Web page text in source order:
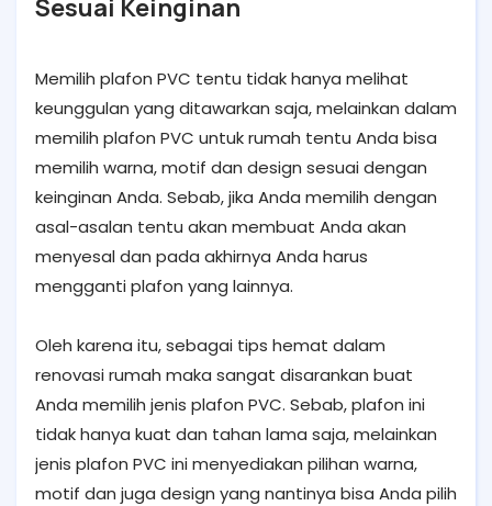
Sesuai Keinginan
Memilih plafon PVC tentu tidak hanya melihat
keunggulan yang ditawarkan saja, melainkan dalam
memilih plafon PVC untuk rumah tentu Anda bisa
memilih warna, motif dan design sesuai dengan
keinginan Anda. Sebab, jika Anda memilih dengan
asal-asalan tentu akan membuat Anda akan
menyesal dan pada akhirnya Anda harus
mengganti plafon yang lainnya.
Oleh karena itu, sebagai tips hemat dalam
renovasi rumah maka sangat disarankan buat
Anda memilih jenis plafon PVC. Sebab, plafon ini
tidak hanya kuat dan tahan lama saja, melainkan
jenis plafon PVC ini menyediakan pilihan warna,
motif dan juga design yang nantinya bisa Anda pilih